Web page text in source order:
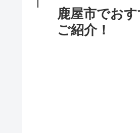
鹿屋市でお
ご紹介！